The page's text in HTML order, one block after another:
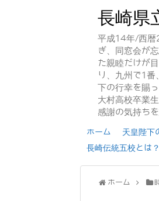
長崎県
平成14年/西暦
ぎ、同窓会が
た親睦だけが
り、九州で1
下の行幸を賜
大村高校卒業
感謝の気持ち
ホーム 天皇陛下
長崎伝統五校とは？
ホーム